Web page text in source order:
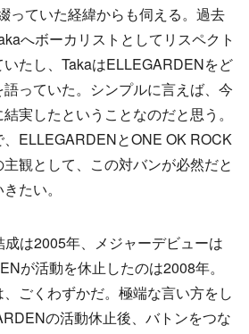
っていた経緯からも伺える。過去
へボーカリストとしてリスペクト
たし、TakaはELLEGARDENをど
っていた。シンプルに言えば、今
実したということなのだと思う。
ELLEGARDENとONE OK ROCK
観として、この対バンが必然だと
たい。
は2005年、メジャーデビューは
が活動を休止したのは2008年。
ごくわずかだ。極端な言い方をし
の活動休止後、バトンをつな